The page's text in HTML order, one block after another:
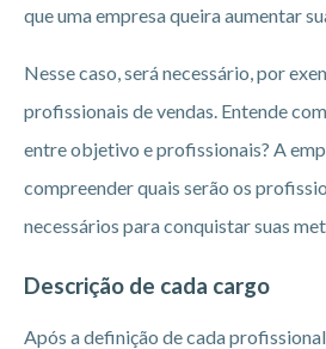
que uma empresa queira aumentar
Nesse caso, será necessário, por
profissionais de vendas. Entende
entre objetivo e profissionais? A
compreender quais serão os
necessários para conquistar suas
Descrição de cada cargo
Após a definição de cada